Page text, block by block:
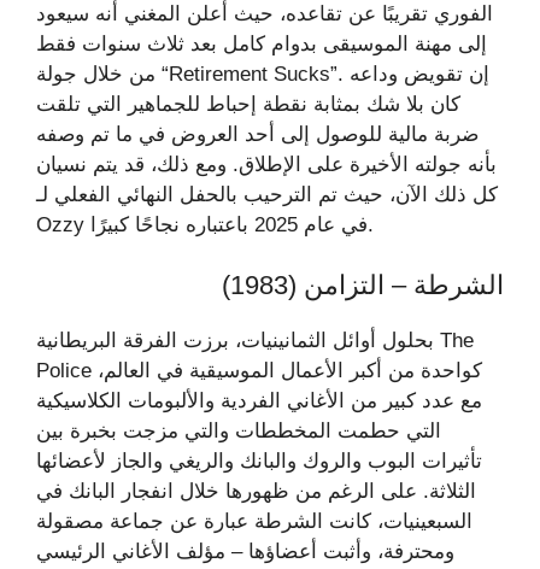
الفوري تقريبًا عن تقاعده، حيث أعلن المغني أنه سيعود
إلى مهنة الموسيقى بدوام كامل بعد ثلاث سنوات فقط
من خلال جولة “Retirement Sucks”. إن تقويض وداعه
كان بلا شك بمثابة نقطة إحباط للجماهير التي تلقت
ضربة مالية للوصول إلى أحد العروض في ما تم وصفه
بأنه جولته الأخيرة على الإطلاق. ومع ذلك، قد يتم نسيان
كل ذلك الآن، حيث تم الترحيب بالحفل النهائي الفعلي لـ
Ozzy في عام 2025 باعتباره نجاحًا كبيرًا.
الشرطة – التزامن (1983)
بحلول أوائل الثمانينيات، برزت الفرقة البريطانية The
Police كواحدة من أكبر الأعمال الموسيقية في العالم،
مع عدد كبير من الأغاني الفردية والألبومات الكلاسيكية
التي حطمت المخططات والتي مزجت بخبرة بين
تأثيرات البوب ​​والروك والبانك والريغي والجاز لأعضائها
الثلاثة. على الرغم من ظهورها خلال انفجار البانك في
السبعينيات، كانت الشرطة عبارة عن جماعة مصقولة
ومحترفة، وأثبت أعضاؤها – مؤلف الأغاني الرئيسي